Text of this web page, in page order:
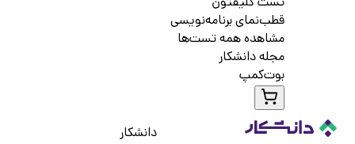
قطب‌نمای برنامه‌نویسی
مشاهده همه تست‌ها
مجله دانشکار
بوت‌کمپ
دانشکار